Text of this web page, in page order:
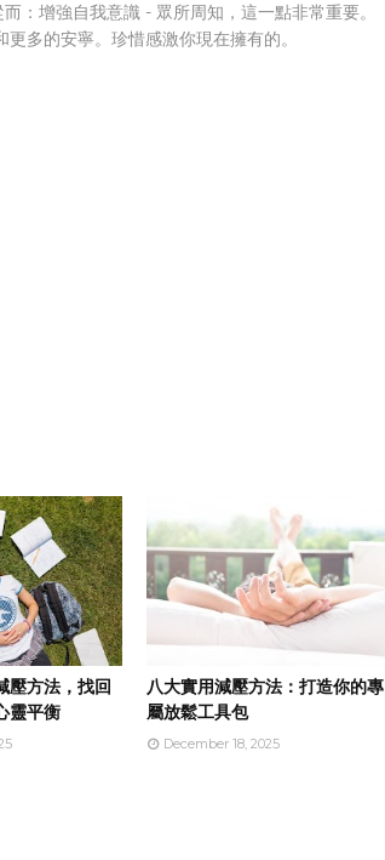
：增強自我意識 - 眾所周知，這一點非常重要。
多的安寧。珍惜感激你現在擁有的。
壓方法，找回
靈平衡
八大實用減壓方法：打造你的專
屬放鬆工具包
December 18, 2025